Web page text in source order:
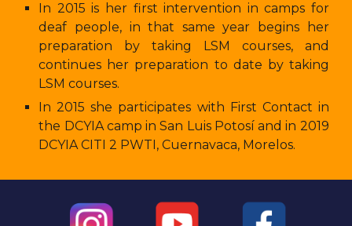
In 2015 is her first intervention in camps for
deaf people, in that same year begins her
preparation by taking LSM courses, and
continues her preparation to date by taking
LSM courses.
In 2015 she participates with First Contact in
the DCYIA camp in San Luis Potosí and in 2019
DCYIA CITI 2 PWTI, Cuernavaca, Morelos.